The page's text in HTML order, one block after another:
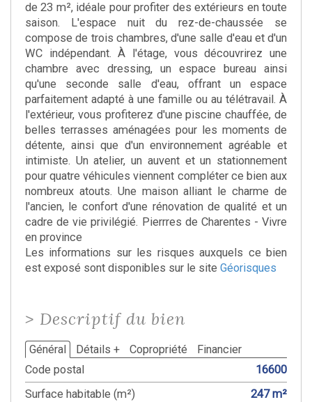
de 23 m², idéale pour profiter des extérieurs en toute
saison. L'espace nuit du rez-de-chaussée se
compose de trois chambres, d'une salle d'eau et d'un
WC indépendant. À l'étage, vous découvrirez une
chambre avec dressing, un espace bureau ainsi
qu'une seconde salle d'eau, offrant un espace
parfaitement adapté à une famille ou au télétravail. À
l'extérieur, vous profiterez d'une piscine chauffée, de
belles terrasses aménagées pour les moments de
détente, ainsi que d'un environnement agréable et
intimiste. Un atelier, un auvent et un stationnement
pour quatre véhicules viennent compléter ce bien aux
nombreux atouts. Une maison alliant le charme de
l'ancien, le confort d'une rénovation de qualité et un
cadre de vie privilégié. Pierrres de Charentes - Vivre
en province
Les informations sur les risques auxquels ce bien
est exposé sont disponibles sur le site Géorisques
> Descriptif du bien
Général Détails + Copropriété
Financier
Code postal
16600
Surface habitable (m²)
247 m²